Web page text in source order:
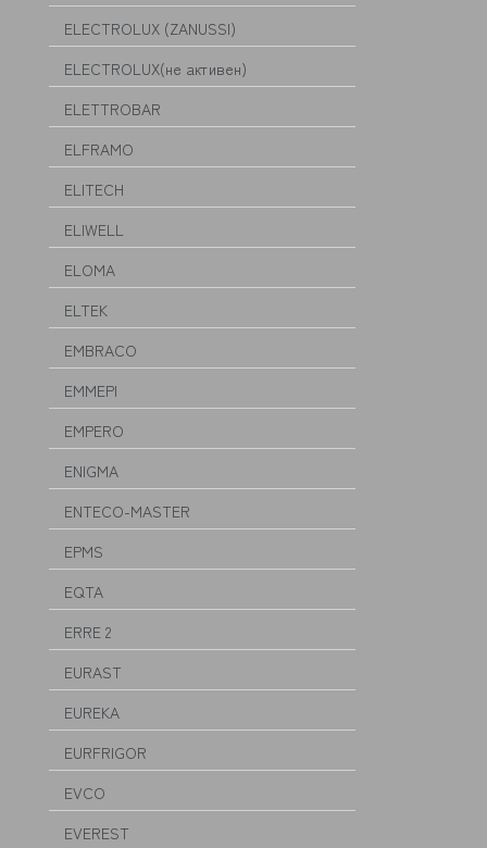
ELECTROLUX (ZANUSSI)
ELECTROLUX(не активен)
ELETTROBAR
ELFRAMO
ELITECH
ELIWELL
ELOMA
ELTEK
EMBRACO
EMMEPI
EMPERO
ENIGMA
ENTECO-MASTER
EPMS
EQTA
ERRE 2
EURAST
EUREKA
EURFRIGOR
EVCO
EVEREST